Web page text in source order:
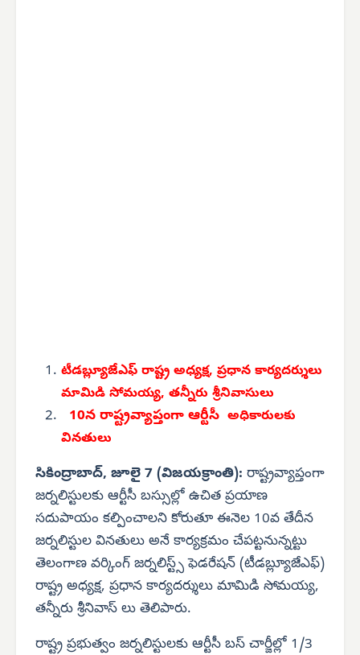
టీడబ్ల్యూజేఎఫ్ రాష్ట్ర అధ్యక్ష,ప్రధాన కార్యదర్శులు
మామిడి సోమయ్య, తన్నీరు శ్రీనివాసులు
10న రాష్ట్రవ్యాప్తంగా ఆర్టీసీ అధికారులకు
వినతులు
సికింద్రాబాద్, జూలై 7 (విజయక్రాంతి): రాష్ట్రవ్యాప్తంగా
జర్నలిస్టులకు ఆర్టీసీ బస్సుల్లో ఉచిత ప్రయాణ
సదుపాయం కల్పించాలని కోరుతూ ఈనెల 10వ తేదీన
జర్నలిస్టుల వినతులు అనే కార్యక్రమం చేపట్టనున్నట్టు
తెలంగాణ వర్కింగ్ జర్నలిస్ట్స్ ఫెడరేషన్ (టీడబ్ల్యూజేఎఫ్)
రాష్ట్ర అధ్యక్ష, ప్రధాన కార్యదర్శులు మామిడి సోమయ్య,
తన్నీరు శ్రీనివాస్ లు తెలిపారు.
రాష్ట్ర ప్రభుత్వం జర్నలిస్టులకు ఆర్టీసీ బస్ చార్జీల్లో 1/3